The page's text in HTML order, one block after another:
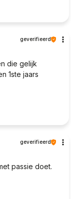
geverifieerd
die gelijk
1ste jaars
geverifieerd
passie doet.